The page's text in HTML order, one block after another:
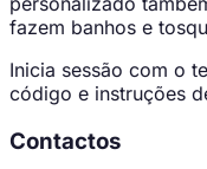
fazem banhos e
Inicia sessão com o
código e instruções
Contactos